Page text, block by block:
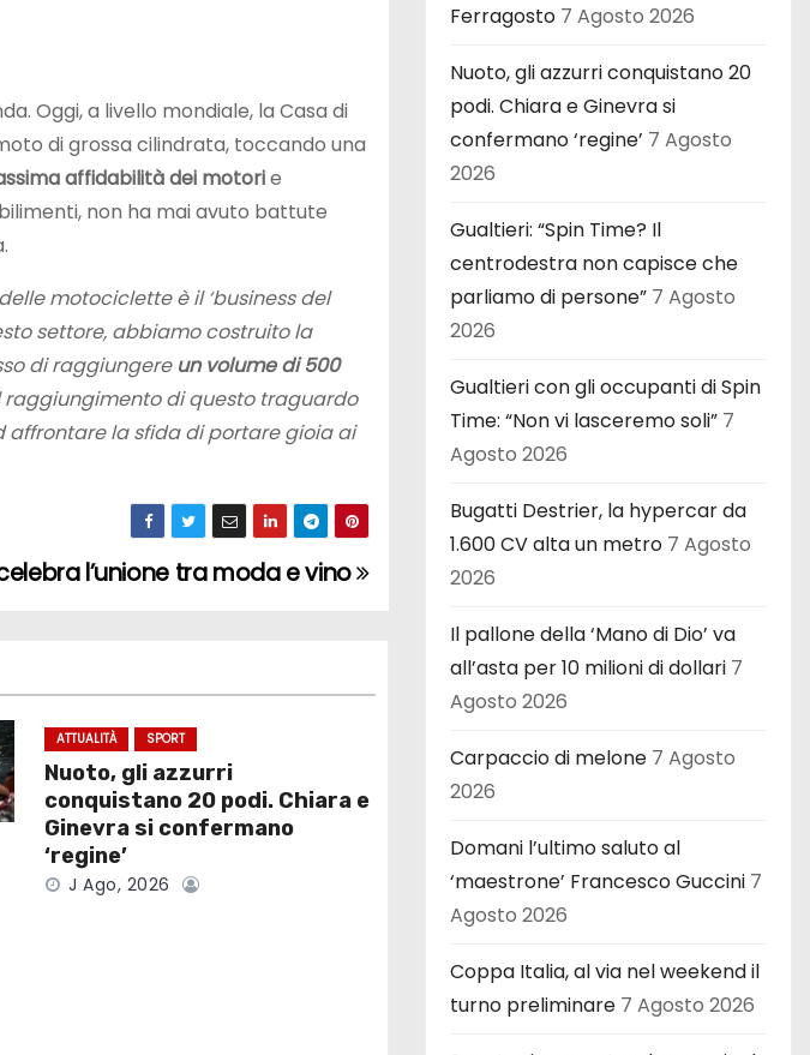
Oggi, a livello mondiale, la Casa di
di grossa cilindrata, toccando una
affidabilità dei motorie
non ha mai avuto battute
motociclette è il ‘business del
settore, abbiamo costruito la
di raggiungereun volume di 500
di questo traguardo
affrontare la sfida di portare gioia ai
l’unione tra moda e vino
ATTUALITÀ SPORT
Nuoto, gli azzurri
conquistano 20 podi. Chiara e
Ginevra si confermano
‘regine’
J Ago, 2026
Ferragosto 7 Agosto 2026
Nuoto, gli azzurri conquistano 20
podi. Chiara e Ginevra si
confermano ‘regine’ 7 Agosto
2026
Gualtieri: “Spin Time? Il
centrodestra non capisce che
parliamo di persone” 7 Agosto
2026
Gualtieri con gli occupanti di Spin
Time: “Non vi lasceremo soli” 7
Agosto 2026
Bugatti Destrier, la hypercar da
1.600 CV alta un metro 7 Agosto
2026
Il pallone della ‘Mano di Dio’ va
all’asta per 10 milioni di dollari 7
Agosto 2026
Carpaccio di melone 7 Agosto
2026
Domani l’ultimo saluto al
‘maestrone’ Francesco Guccini 7
Agosto 2026
Coppa Italia, al via nel weekend il
turno preliminare 7 Agosto 2026